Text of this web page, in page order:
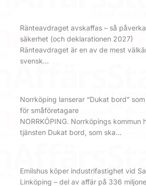
Ränteavdraget avskaffas – så
säkerhet (och deklarationen 2027)
Ränteavdraget är en av de mest
svensk…
Norrköping lanserar “Dukat bord”
för småföretagare
NORRKÖPING. Norrköpings kommun
tjänsten Dukat bord, som ska…
Emilshus köper industrifastighet vid
Linköping – del av affär på 336